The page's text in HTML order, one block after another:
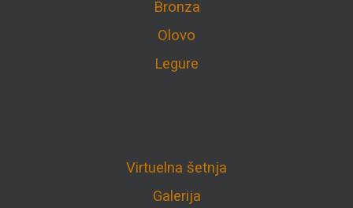
Bronza
Olovo
Legure
Virtuelna šetnja
Galerija